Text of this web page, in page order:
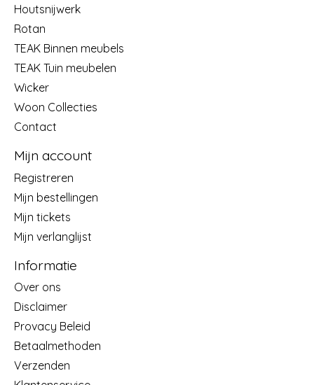
Houtsnijwerk
Rotan
TEAK Binnen meubels
TEAK Tuin meubelen
Wicker
Woon Collecties
Contact
Mijn account
Registreren
Mijn bestellingen
Mijn tickets
Mijn verlanglijst
Informatie
Over ons
Disclaimer
Provacy Beleid
Betaalmethoden
Verzenden